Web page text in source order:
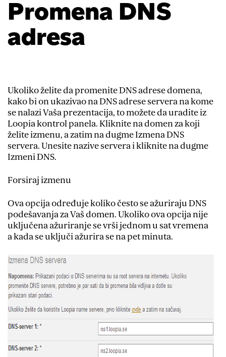
Promena DNS
adresa
Ukoliko želite da promenite DNS adrese domena,
kako bi on ukazivao na DNS adrese servera na kome
se nalazi Vaša prezentacija, to možete da uradite iz
Loopia kontrol panela. Kliknite na domen za koji
želite izmenu, a zatim na dugme Izmena DNS
servera. Unesite nazive servera i kliknite na dugme
Izmeni DNS.
Forsiraj izmenu
Ova opcija određuje koliko često se ažuriraju DNS
podešavanja za Vaš domen. Ukoliko ova opcija nije
uključena ažuriranje se vrši jednom u sat vremena
a kada se uključi ažurira se na pet minuta.